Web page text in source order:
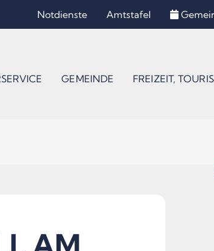
Notdienste Amtstafel
GEMEINDE FREIZEIT,